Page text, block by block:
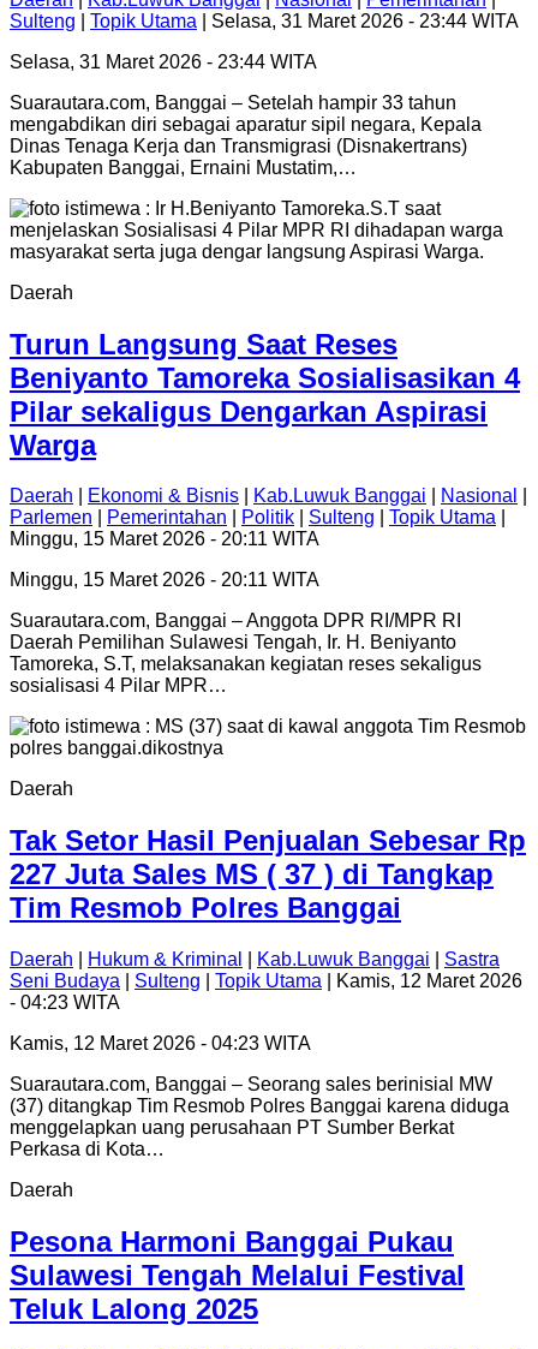
Sulteng
Topik Utama | Selasa, 31 Maret 2026 - 23:44 WITA
Selasa, 31 Maret 2026 - 23:44 WITA
Suarautara.com, Banggai – Setelah hampir 33 tahun
mengabdikan diri sebagai aparatur sipil negara, Kepala
Dinas Tenaga Kerja dan Transmigrasi (Disnakertrans)
Kabupaten Banggai, Ernaini Mustatim,…
Daerah
Turun Langsung Saat Reses
Beniyanto Tamoreka Sosialisasikan 4
Pilar sekaligus Dengarkan Aspirasi
Warga
Daerah Ekonomi & Bisnis Kab.Luwuk Banggai Nasional
Parlemen
Pemerintahan Politik Sulteng Topik Utama
Minggu, 15 Maret 2026 - 20:11 WITA
Minggu, 15 Maret 2026 - 20:11 WITA
Suarautara.com, Banggai – Anggota DPR RI/MPR RI
Daerah Pemilihan Sulawesi Tengah, Ir. H. Beniyanto
Tamoreka, S.T, melaksanakan kegiatan reses sekaligus
sosialisasi 4 Pilar MPR…
Daerah
Tak Setor Hasil Penjualan Sebesar Rp
227 Juta Sales MS ( 37 ) di Tangkap
Tim Resmob Polres Banggai
Daerah Hukum & Kriminal Kab.Luwuk Banggai
Sastra
Seni Budaya
Sulteng Topik Utama | Kamis, 12 Maret 2026
- 04:23 WITA
Kamis, 12 Maret 2026 - 04:23 WITA
Suarautara.com, Banggai – Seorang sales berinisial MW
(37) ditangkap Tim Resmob Polres Banggai karena diduga
menggelapkan uang perusahaan PT Sumber Berkat
Perkasa di Kota…
Daerah
Pesona Harmoni Banggai Pukau
Sulawesi Tengah Melalui Festival
Teluk Lalong 2025